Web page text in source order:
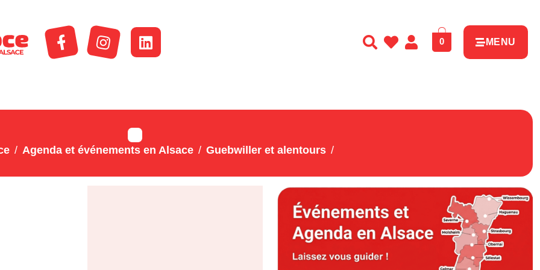
0 MENU
Agenda et événements en Alsace Guebwiller et alentours